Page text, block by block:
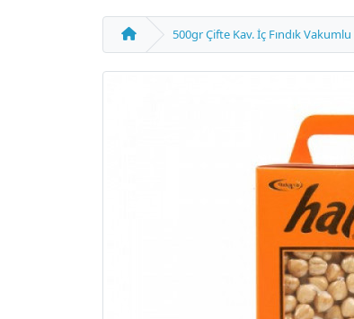
500gr Çifte Kav. İç Fındık Vakumlu